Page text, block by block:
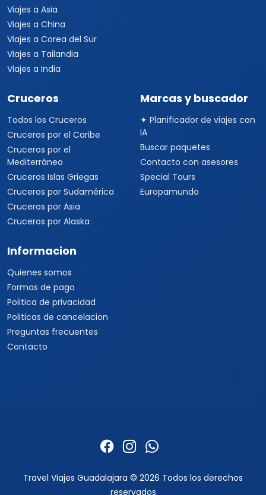
Viajes a Asia
Viajes a China
Viajes a Corea del Sur
Viajes a Tailandia
Viajes a India
Cruceros
Todos los Cruceros
Cruceros por el Caribe
Cruceros por el
Mediterráneo
Cruceros Islas Griegas
Cruceros por Sudamérica
Cruceros por Asia
Cruceros por Alaska
Marcas y buscador
✦ Planificador de viajes con
IA
Buscar paquetes
Contacto con asesores
Special Tours
Europamundo
Informacion
Quienes somos
Formas de pago
Politica de privacidad
Politicas de cancelacion
Preguntas frecuentes
Contacto
Travel Viajes Guadalajara © 2026 Todos los derechos
reservados